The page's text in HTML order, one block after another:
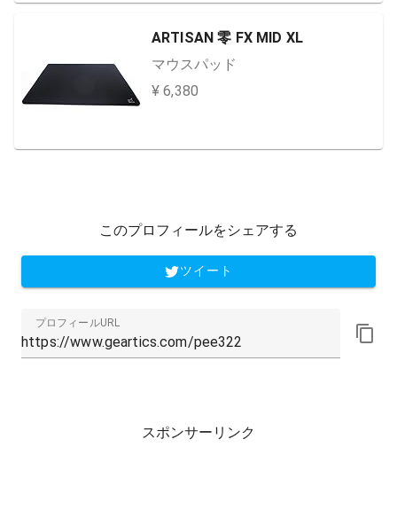
ター ゲーム実況 配信 ポッドキャス
ト【国内正規品】 ブラック
ARTISAN 零 FX MID XL
マウスパッド
¥ 6,380
このプロフィールをシェアする
ツイート
プロフィールURL
スポンサーリンク